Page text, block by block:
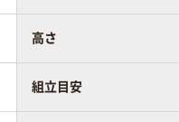
高さ
組立目安